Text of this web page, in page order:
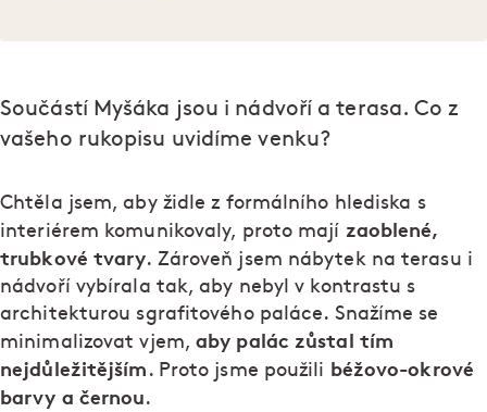
Součástí Myšáka jsou i nádvoří a terasa. Co z
vašeho rukopisu uvidíme venku?
Chtěla jsem, aby židle z formálního hlediska s
interiérem komunikovaly, proto mají zaoblené,
trubkové tvary. Zároveň jsem nábytek na terasu i
nádvoří vybírala tak, aby nebyl v kontrastu s
architekturou sgrafitového paláce. Snažíme se
minimalizovat vjem,aby palác zůstal tím
nejdůležitějším . Proto jsme použili béžovo-okrové
barvy a černou.